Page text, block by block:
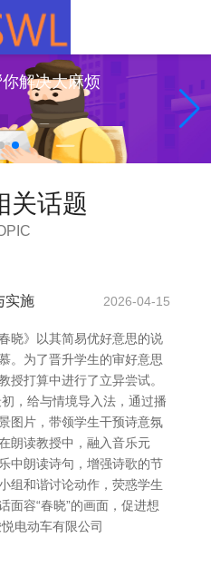
解决大麻烦
关话题
实施 2026-04-15
晓》以其简易优好意思的说
。为了晋升学生的审好意思
授打算中进行了立异尝试。
，给与情境导入法，通过播
图片，带领学生干预诗意氛
朗读教授中，融入音乐元
中朗读诗句，增强诗歌的节
组和谐讨论动作，荧惑学生
面容“春晓”的画面，促进想
电动车有限公司